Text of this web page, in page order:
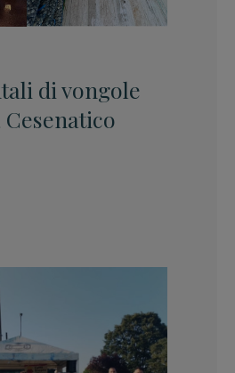
di vongole